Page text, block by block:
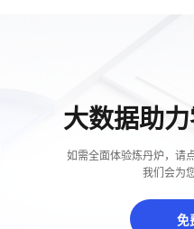
大数据助
如需全面体验炼丹炉，请
我们会为
免